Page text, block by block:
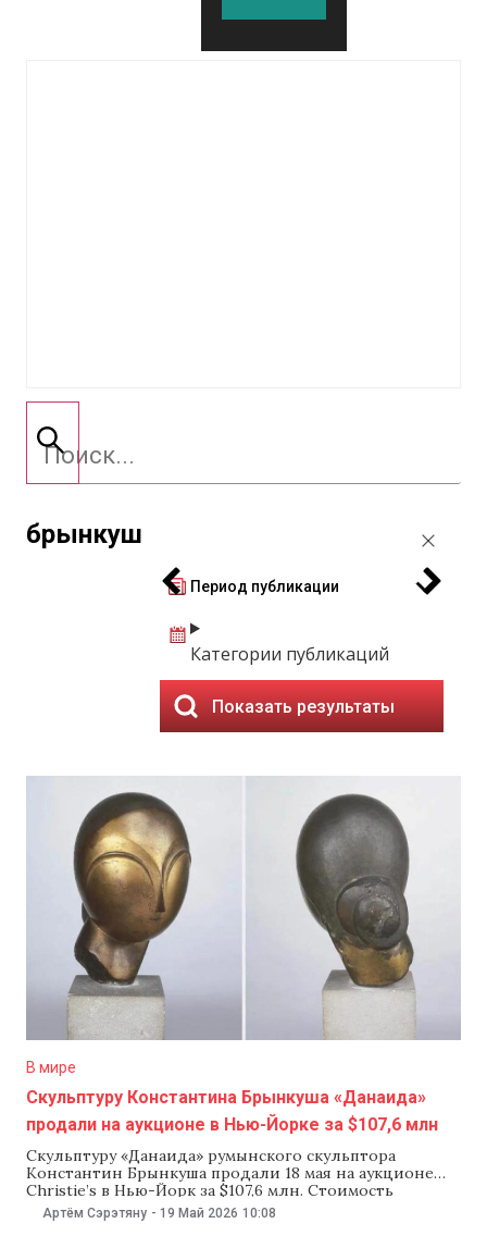
брынкуш
Период публикации
Категории публикаций
Показать результаты
В мире
Скульптуру Константина Брынкуша «Данаида»
продали на аукционе в Нью-Йорке за $107,6 млн
Скульптуру «Данаида» румынского скульптора
Константин Брынкуша продали 18 мая на аукционе
Christie’s в Нью-Йорк за $107,6 млн. Стоимость
«Данаиды» побила предыдущий рекорд скульптора —
$71,2 млн, который тоже установили на аукционе
Артём Сэрэтяну - 19 Май 2026 10:08